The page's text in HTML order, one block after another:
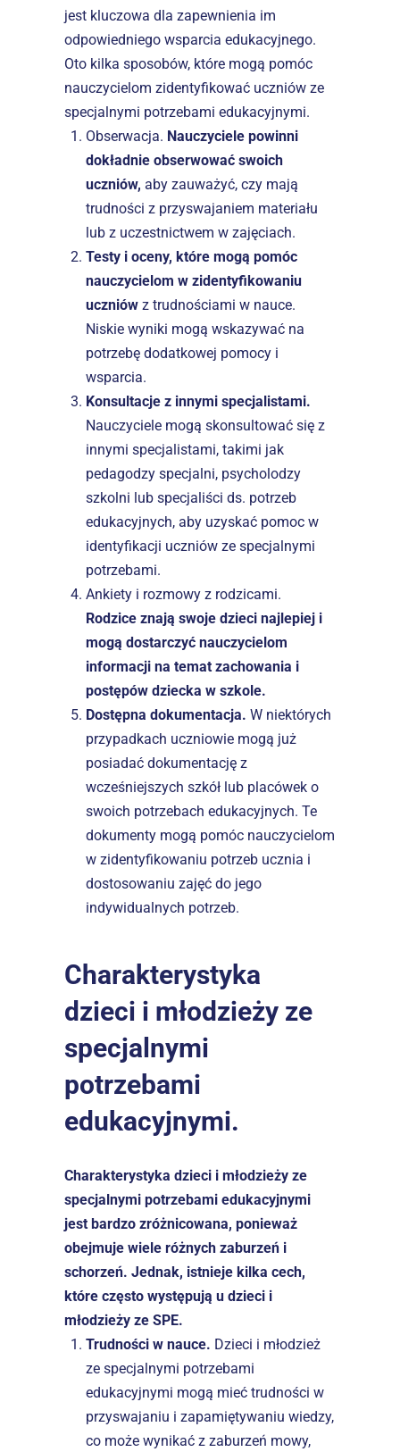
jest kluczowa dla zapewnienia im
odpowiedniego wsparcia edukacyjnego.
Oto kilka sposobów, które mogą pomóc
nauczycielom zidentyfikować uczniów ze
specjalnymi potrzebami edukacyjnymi.
Obserwacja. Nauczyciele powinni
dokładnie obserwować swoich
uczniów, aby zauważyć, czy mają
trudności z przyswajaniem materiału
lub z uczestnictwem w zajęciach.
Testy i oceny, które mogą pomóc
nauczycielom w zidentyfikowaniu
uczniów z trudnościami w nauce.
Niskie wyniki mogą wskazywać na
potrzebę dodatkowej pomocy i
wsparcia.
Nauczyciele mogą skonsultować się z
innymi specjalistami, takimi jak
pedagodzy specjalni, psycholodzy
szkolni lub specjaliści ds. potrzeb
edukacyjnych, aby uzyskać pomoc w
identyfikacji uczniów ze specjalnymi
potrzebami.
Rodzice znają swoje dzieci najlepiej i
mogą dostarczyć nauczycielom
informacji na temat zachowania i
postępów dziecka w szkole.
Dostępna dokumentacja. W niektórych
przypadkach uczniowie mogą już
posiadać dokumentację z
wcześniejszych szkół lub placówek o
swoich potrzebach edukacyjnych. Te
dokumenty mogą pomóc nauczycielom
w zidentyfikowaniu potrzeb ucznia i
dostosowaniu zajęć do jego
indywidualnych potrzeb.
Charakterystyka
dzieci i młodzieży ze
specjalnymi
potrzebami
edukacyjnymi.
Charakterystyka dzieci i młodzieży ze
specjalnymi potrzebami edukacyjnymi
jest bardzo zróżnicowana, ponieważ
obejmuje wiele różnych zaburzeń i
schorzeń. Jednak, istnieje kilka cech,
które często występują u dzieci i
młodzieży ze SPE.
Trudności w nauce. Dzieci i młodzież
ze specjalnymi potrzebami
edukacyjnymi mogą mieć trudności w
przyswajaniu i zapamiętywaniu wiedzy,
co może wynikać z zaburzeń mowy,